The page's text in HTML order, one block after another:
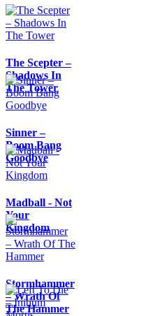
The Scepter –
Shadows In
The Tower
Sinner –
Boom Bang
Goodbye
Madball - Not
Your
Kingdom
Stormhammer
– Wrath Of
The Hammer